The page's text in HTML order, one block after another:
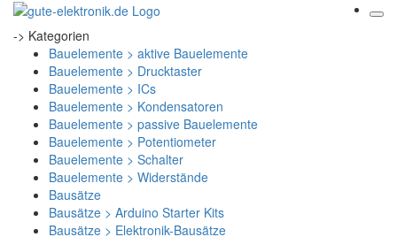
-> Kategorien
Bauelemente > aktive Bauelemente
Bauelemente > Drucktaster
Bauelemente > ICs
Bauelemente > Kondensatoren
Bauelemente > passive Bauelemente
Bauelemente > Potentiometer
Bauelemente > Schalter
Bauelemente > Widerstände
Bausätze
Bausätze > Arduino Starter Kits
Bausätze > Elektronik-Bausätze